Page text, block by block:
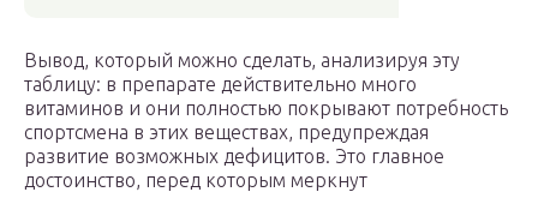
Вывод, который можно сделать, анализируя эту
таблицу: в препарате действительно много
витаминов и они полностью покрывают потребность
спортсмена в этих веществах, предупреждая
развитие возможных дефицитов. Это главное
достоинство, перед которым меркнут